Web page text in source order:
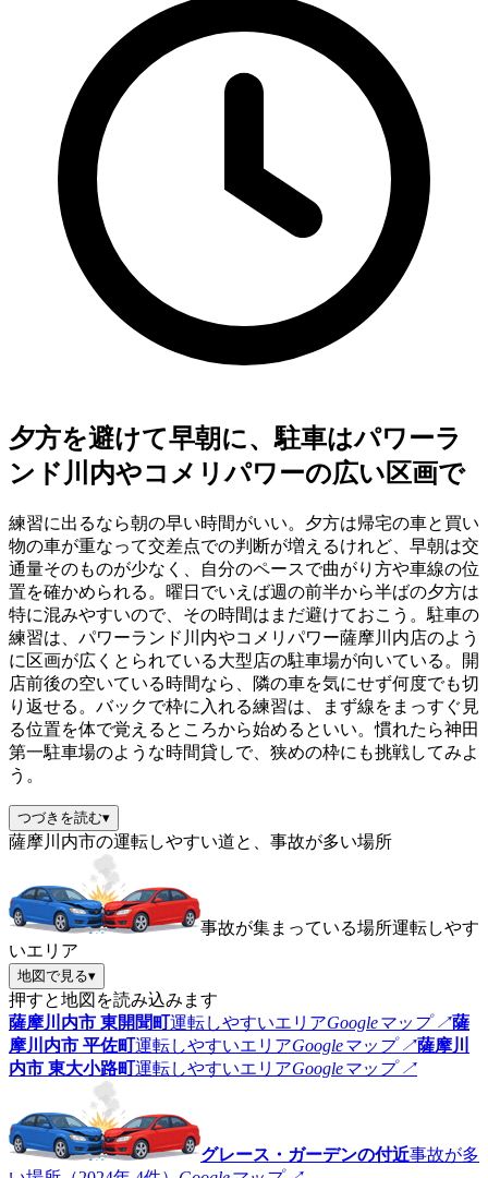
夕方を避けて早朝に、駐車はパワーラ
ンド川内やコメリパワーの広い区画で
練習に出るなら朝の早い時間がいい。夕方は帰宅の車と買い
物の車が重なって交差点での判断が増えるけれど、早朝は交
通量そのものが少なく、自分のペースで曲がり方や車線の位
置を確かめられる。曜日でいえば週の前半から半ばの夕方は
特に混みやすいので、その時間はまだ避けておこう。駐車の
練習は、パワーランド川内やコメリパワー薩摩川内店のよう
に区画が広くとられている大型店の駐車場が向いている。開
店前後の空いている時間なら、隣の車を気にせず何度でも切
り返せる。バックで枠に入れる練習は、まず線をまっすぐ見
る位置を体で覚えるところから始めるといい。慣れたら神田
第一駐車場のような時間貸しで、狭めの枠にも挑戦してみよ
う。
つづきを読む▾
薩摩川内市の運転しやすい道と、事故が多い場所
事故が集まっている場所運転しやす
いエリア
地図で見る▾
押すと地図を読み込みます
薩摩川内市 東開聞町運転しやすいエリアGoogleマップ ↗薩
摩川内市 平佐町運転しやすいエリアGoogleマップ ↗薩摩川
内市 東大小路町運転しやすいエリアGoogleマップ ↗
グレース・ガーデンの付近事故が多